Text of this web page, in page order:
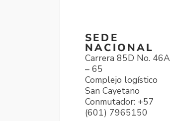
SEDE
NACIONAL
Carrera 85D No. 46A
– 65
Complejo logístico
San Cayetano
Conmutador: +57
(601) 7965150